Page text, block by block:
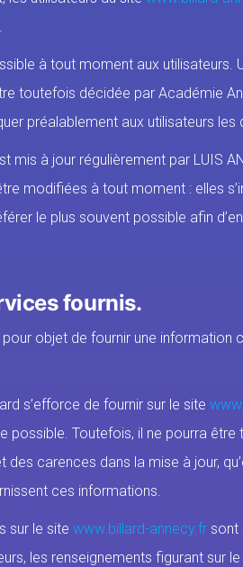
à tout moment aux utilisateurs.
toutefois décidée par Académie
préalablement aux utilisateurs les
mis à jour régulièrement par LUIS
modifiées à tout moment : elles
le plus souvent possible afin
fournis.
objet de fournir une information
s’efforce de fournir sur le site
possible. Toutefois, il ne pourra être
carences dans la mise à jour,
ces informations.
sur le site www.billard-annecy.frsont
les renseignements figurant sur